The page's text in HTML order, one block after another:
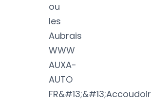
ou
les
Aubrais
WWW
AUXA-
AUTO
FR&#13;&#13;Accoudoir